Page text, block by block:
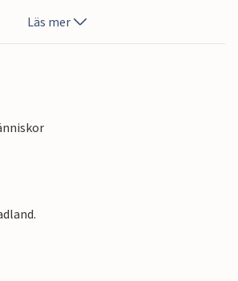
Nebel med bra shopping och
även den stora tropiska vattenparken,
hoppborgar.
Läs mer